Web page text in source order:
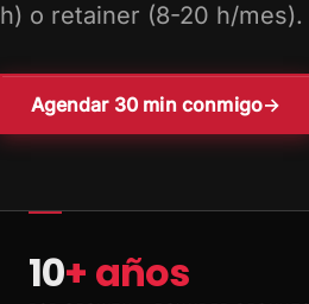
h) o retainer (8-20 h/mes).
Agendar 30 min conmigo→
10+ años